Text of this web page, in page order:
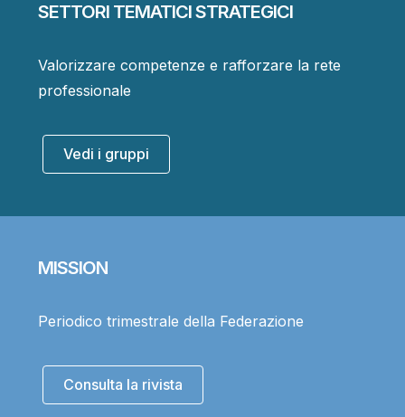
SETTORI TEMATICI STRATEGICI
Valorizzare competenze e rafforzare la rete
professionale
Vedi i gruppi
MISSION
Periodico trimestrale della Federazione
Consulta la rivista